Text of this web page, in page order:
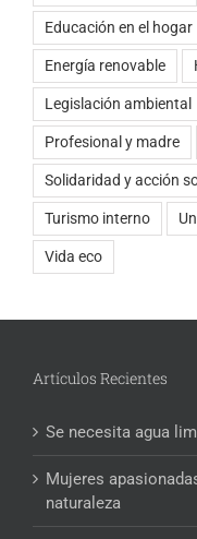
Educación en el hogar
Energía renovable
Legislación ambiental
Profesional y madre
Solidaridad y acción
Turismo interno
Vida eco
Artículos Recientes
Se necesita agua
Mujeres
naturaleza